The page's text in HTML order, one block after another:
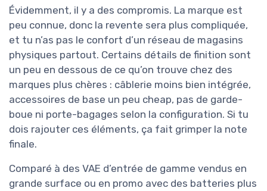
Évidemment, il y a des compromis. La marque est
peu connue, donc la revente sera plus compliquée,
et tu n’as pas le confort d’un réseau de magasins
physiques partout. Certains détails de finition sont
un peu en dessous de ce qu’on trouve chez des
marques plus chères : câblerie moins bien intégrée,
accessoires de base un peu cheap, pas de garde-
boue ni porte-bagages selon la configuration. Si tu
dois rajouter ces éléments, ça fait grimper la note
finale.
Comparé à des VAE d’entrée de gamme vendus en
grande surface ou en promo avec des batteries plus